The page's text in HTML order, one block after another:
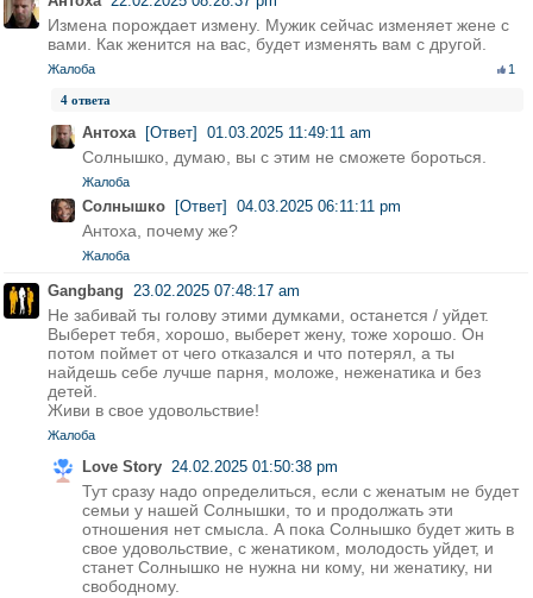
Измена порождает измену. Мужик сейчас изменяет жене с
вами. Как женится на вас, будет изменять вам с другой.
Жалоба 1
4 ответа
Антоха [Ответ] 01.03.2025 11:49:11 am
Солнышко, думаю, вы с этим не сможете бороться.
Жалоба
Солнышко [Ответ] 04.03.2025 06:11:11 pm
Антоха, почему же?
Жалоба
Gangbang 23.02.2025 07:48:17 am
Не забивай ты голову этими думками, останется / уйдет.
Выберет тебя, хорошо, выберет жену, тоже хорошо. Он
потом поймет от чего отказался и что потерял, а ты
найдешь себе лучше парня, моложе, неженатика и без
детей.
Живи в свое удовольствие!
Жалоба
Love Story 24.02.2025 01:50:38 pm
Тут сразу надо определиться, если с женатым не будет
семьи у нашей Солнышки, то и продолжать эти
отношения нет смысла. А пока Солнышко будет жить в
свое удовольствие, с женатиком, молодость уйдет, и
станет Солнышко не нужна ни кому, ни женатику, ни
свободному.